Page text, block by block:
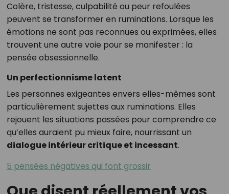
Colère, tristesse, culpabilité ou peur refoulées
peuvent se transformer en ruminations. Lorsque les
émotions ne sont pas reconnues ou exprimées, elles
trouvent une autre voie pour se manifester : la
pensée obsessionnelle.
Un perfectionnisme latent
Les personnes exigeantes envers elles-mêmes sont
particulièrement sujettes aux ruminations. Elles
rejouent les situations passées pour comprendre ce
qu’elles auraient pu mieux faire, nourrissant un
dialogue intérieur critique et incessant.
5 pensées négatives qui font grossir